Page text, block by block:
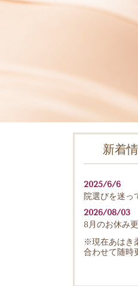
新着
2025/6/6
院選びを迷っ
2026/08/03
8月のお休み
※現在あはき
合わせて随時